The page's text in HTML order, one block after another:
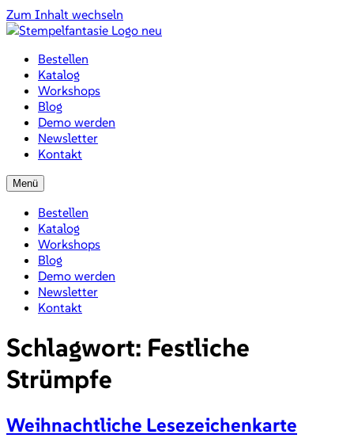
Zum Inhalt wechseln
Bestellen
Katalog
Workshops
Blog
Demo werden
Newsletter
Kontakt
Menü
Bestellen
Katalog
Workshops
Blog
Demo werden
Newsletter
Kontakt
Schlagwort: Festliche
Strümpfe
Weihnachtliche Lesezeichenkarte